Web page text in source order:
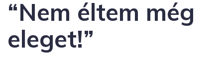
“Nem éltem még
eleget!”